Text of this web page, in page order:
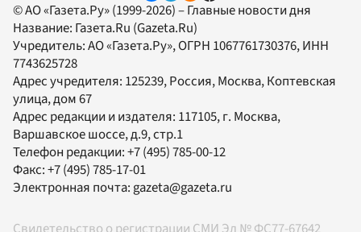
© АО «Газета.Ру» (1999-2026) – Главные новости дня
Название: Газета.Ru (Gazeta.Ru)
Учредитель:АО «Газета.Ру», ОГРН 1067761730376, ИНН
7743625728
Адрес учредителя: 125239, Россия, Москва, Коптевская
улица, дом 67
Адрес редакции и издателя: 117105, г. Москва,
Варшавское шоссе, д.9, стр.1
Телефон редакции:+7 (495) 785-00-12
Факс:+7 (495) 785-17-01
Электронная почта:gazeta@gazeta.ru